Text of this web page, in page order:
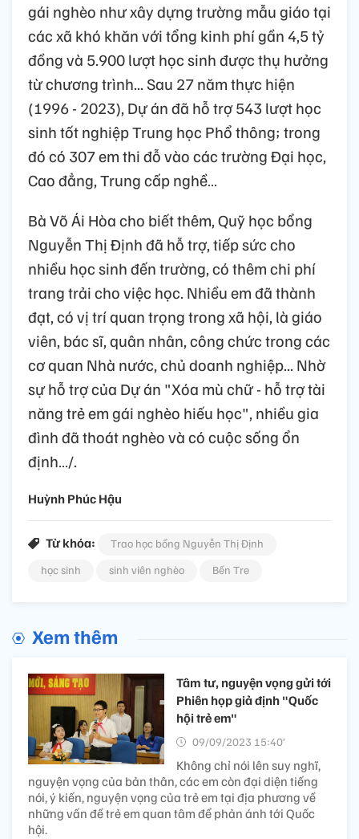
gái nghèo như xây dựng trường mẫu giáo tại
các xã khó khăn với tổng kinh phí gần 4,5 tỷ
đồng và 5.900 lượt học sinh được thụ hưởng
từ chương trình... Sau 27 năm thực hiện
(1996 - 2023), Dự án đã hỗ trợ 543 lượt học
sinh tốt nghiệp Trung học Phổ thông; trong
đó có 307 em thi đỗ vào các trường Đại học,
Cao đẳng, Trung cấp nghề…
Bà Võ Ái Hòa cho biết thêm, Quỹ học bổng
Nguyễn Thị Định đã hỗ trợ, tiếp sức cho
nhiều học sinh đến trường, có thêm chi phí
trang trải cho việc học. Nhiều em đã thành
đạt, có vị trí quan trọng trong xã hội, là giáo
viên, bác sĩ, quân nhân, công chức trong các
cơ quan Nhà nước, chủ doanh nghiệp... Nhờ
sự hỗ trợ của Dự án "Xóa mù chữ - hỗ trợ tài
năng trẻ em gái nghèo hiếu học", nhiều gia
đình đã thoát nghèo và có cuộc sống ổn
định…/.
Huỳnh Phúc Hậu
Từ khóa:
Trao học bổng Nguyễn Thị Định
học sinh
sinh viên nghèo Bến Tre
Xem thêm
Tâm tư, nguyện vọng gửi tới
Phiên họp giả định "Quốc
hội trẻ em"
09/09/2023 15:40’
Không chỉ nói lên suy nghĩ,
nguyện vọng của bản thân, các em còn đại diện tiếng
nói, ý kiến, nguyện vọng của trẻ em tại địa phương về
những vấn đề trẻ em quan tâm để phản ánh tới Quốc
hội.